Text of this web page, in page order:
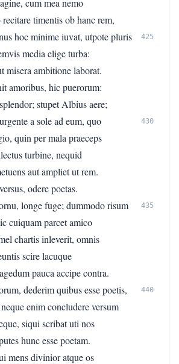
cum mea nemo
timentis ob hanc rem,
hoc minime iuvat, utpote pluris
425
media elige turba:
misera ambitione laborat.
amoribus, hic puerorum:
stupet Albius aere;
a sole ad eum, quo
430
quin per mala praeceps
turbine, nequid
aut ampliet ut rem.
odere poetas.
longe fuge; dummodo risum
435
cuiquam parcet amico
chartis inleverit, omnis
scire lacuque
pauca accipe contra.
dederim quibus esse poetis,
440
enim concludere versum
siqui scribat uti nos
hunc esse poetam.
mens divinior atque os